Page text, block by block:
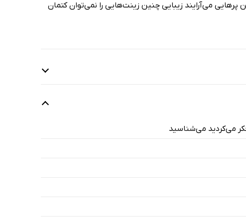
می‌آرایند زیبایی چنین زینت‌هایی را نمی‌توان کتمان
می‌کردید می‌شناسید